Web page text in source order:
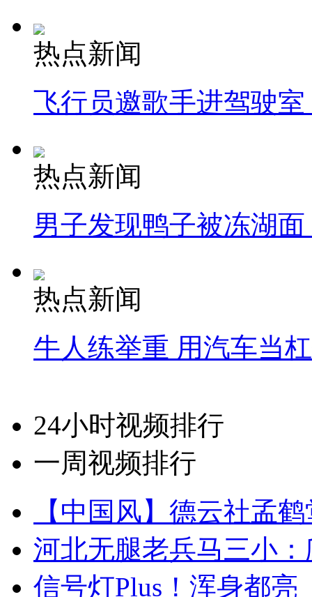
热点新闻
飞行员邀歌手进驾驶
热点新闻
男子发现鸭子被冻湖
热点新闻
牛人练举重 用汽车当
24小时视频排行
一周视频排行
【中国风】德云社孟
河北无腿老兵马三小
信号灯Plus！浑身都亮